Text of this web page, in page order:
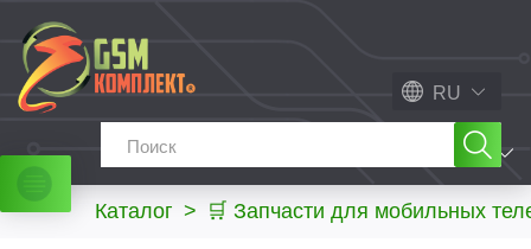
RU
МЕНЮ
Каталог > 🛒 Запчасти для мобильных